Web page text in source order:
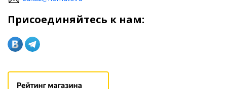
Присоединяйтесь к нам: